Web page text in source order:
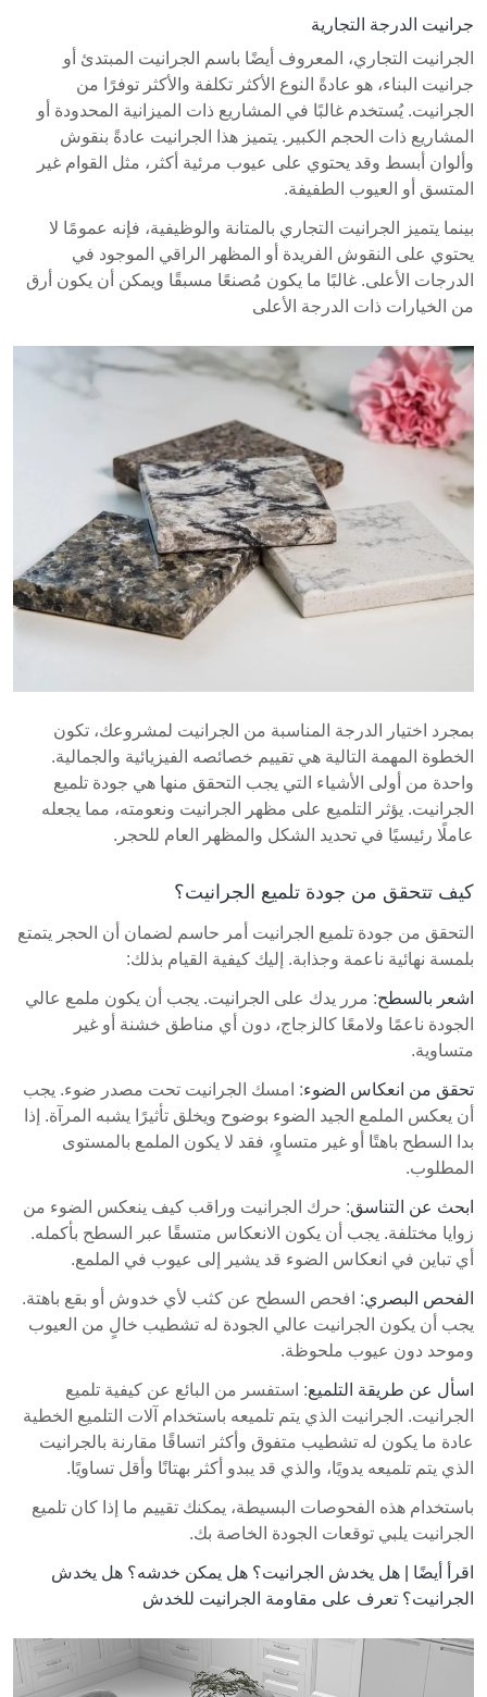
جرانيت الدرجة التجارية
الجرانيت التجاري، المعروف أيضًا باسم الجرانيت المبتدئ أو
جرانيت البناء، هو عادةً النوع الأكثر تكلفة والأكثر توفرًا من
الجرانيت. يُستخدم غالبًا في المشاريع ذات الميزانية المحدودة أو
المشاريع ذات الحجم الكبير. يتميز هذا الجرانيت عادةً بنقوش
وألوان أبسط وقد يحتوي على عيوب مرئية أكثر، مثل القوام غير
المتسق أو العيوب الطفيفة.
بينما يتميز الجرانيت التجاري بالمتانة والوظيفية، فإنه عمومًا لا
يحتوي على النقوش الفريدة أو المظهر الراقي الموجود في
الدرجات الأعلى. غالبًا ما يكون مُصنعًا مسبقًا ويمكن أن يكون أرق
من الخيارات ذات الدرجة الأعلى
بمجرد اختيار الدرجة المناسبة من الجرانيت لمشروعك، تكون
الخطوة المهمة التالية هي تقييم خصائصه الفيزيائية والجمالية.
واحدة من أولى الأشياء التي يجب التحقق منها هي جودة تلميع
الجرانيت. يؤثر التلميع على مظهر الجرانيت ونعومته، مما يجعله
عاملًا رئيسيًا في تحديد الشكل والمظهر العام للحجر.
كيف تتحقق من جودة تلميع الجرانيت؟
التحقق من جودة تلميع الجرانيت أمر حاسم لضمان أن الحجر يتمتع
بلمسة نهائية ناعمة وجذابة. إليك كيفية القيام بذلك:
اشعر بالسطح: مرر يدك على الجرانيت. يجب أن يكون ملمع عالي
الجودة ناعمًا ولامعًا كالزجاج، دون أي مناطق خشنة أو غير
متساوية.
تحقق من انعكاس الضوء: امسك الجرانيت تحت مصدر ضوء. يجب
أن يعكس الملمع الجيد الضوء بوضوح ويخلق تأثيرًا يشبه المرآة. إذا
بدا السطح باهتًا أو غير متساوٍ، فقد لا يكون الملمع بالمستوى
المطلوب.
ابحث عن التناسق: حرك الجرانيت وراقب كيف ينعكس الضوء من
زوايا مختلفة. يجب أن يكون الانعكاس متسقًا عبر السطح بأكمله.
أي تباين في انعكاس الضوء قد يشير إلى عيوب في الملمع.
الفحص البصري: افحص السطح عن كثب لأي خدوش أو بقع باهتة.
يجب أن يكون الجرانيت عالي الجودة له تشطيب خالٍ من العيوب
وموحد دون عيوب ملحوظة.
اسأل عن طريقة التلميع: استفسر من البائع عن كيفية تلميع
الجرانيت. الجرانيت الذي يتم تلميعه باستخدام آلات التلميع الخطية
عادة ما يكون له تشطيب متفوق وأكثر اتساقًا مقارنة بالجرانيت
الذي يتم تلميعه يدويًا، والذي قد يبدو أكثر بهتانًا وأقل تساويًا.
باستخدام هذه الفحوصات البسيطة، يمكنك تقييم ما إذا كان تلميع
الجرانيت يلبي توقعات الجودة الخاصة بك.
اقرأ أيضًا | هل يخدش الجرانيت؟ هل يمكن خدشه؟ هل يخدش
الجرانيت؟ تعرف على مقاومة الجرانيت للخدش